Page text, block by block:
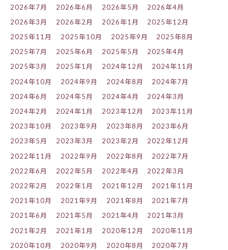
2026年7月 2026年6月 2026年5月
2026年4月
2026年3月
2026年2月 2026年1月
2025年12月
2025年11月
2025年10月 2025年9月
2025年8月
2025年7月
2025年6月 2025年5月
2025年4月
2025年3月
2025年1月 2024年12月
2024年11月
2024年10月
2024年9月 2024年8月
2024年7月
2024年6月
2024年5月 2024年4月
2024年3月
2024年2月
2024年1月 2023年12月
2023年11月
2023年10月
2023年9月 2023年8月
2023年6月
2023年5月
2023年3月 2023年2月
2022年12月
2022年11月
2022年9月 2022年8月
2022年7月
2022年6月
2022年5月 2022年4月
2022年3月
2022年2月
2022年1月 2021年12月
2021年11月
2021年10月
2021年9月 2021年8月
2021年7月
2021年6月
2021年5月 2021年4月
2021年3月
2021年2月
2021年1月 2020年12月
2020年11月
2020年10月
2020年9月 2020年8月
2020年7月